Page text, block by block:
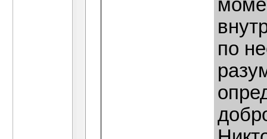
по